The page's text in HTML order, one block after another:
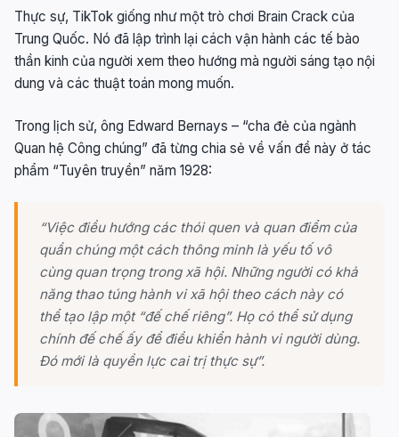
Thực sự, TikTok giống như một trò chơi Brain Crack của
Trung Quốc. Nó đã lập trình lại cách vận hành các tế bào
thần kinh của người xem theo hướng mà người sáng tạo nội
dung và các thuật toán mong muốn.
Trong lịch sử, ông Edward Bernays – “cha đẻ của ngành
Quan hệ Công chúng” đã từng chia sẻ về vấn đề này ở tác
phẩm “Tuyên truyền” năm 1928:
“Việc điều hướng các thói quen và quan điểm của
quần chúng một cách thông minh là yếu tố vô
cùng quan trọng trong xã hội. Những người có khả
năng thao túng hành vi xã hội theo cách này có
thể tạo lập một “đế chế riêng”. Họ có thể sử dụng
chính đế chế ấy để điều khiển hành vi người dùng.
Đó mới là quyền lực cai trị thực sự”.